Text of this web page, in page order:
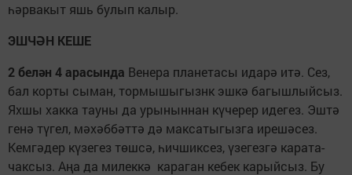
һәрвакыт яшь булып калыр.
ЭШЧӘН КЕШЕ
2 белән 4 арасында Венера планетасы идарә итә. Сез,
бал корты сыман, тормышыгызнк эшкә багышлыйсыз.
Яхшы хакка тауны да урыныннан күчерер идегез. Эштә
генә түгел, мәхәббәттә дә мак­сатыгызга ирешәсез.
Кем­гәдер күзегез төшсә, һич­шиксез, үзегезгә карата-
чаксыз. Аңа да милеккә караган кебек карыйсыз. Бу